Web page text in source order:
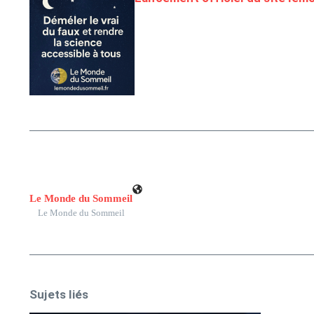
Le Monde du Sommeil
Le Monde du Sommeil
Sujets liés